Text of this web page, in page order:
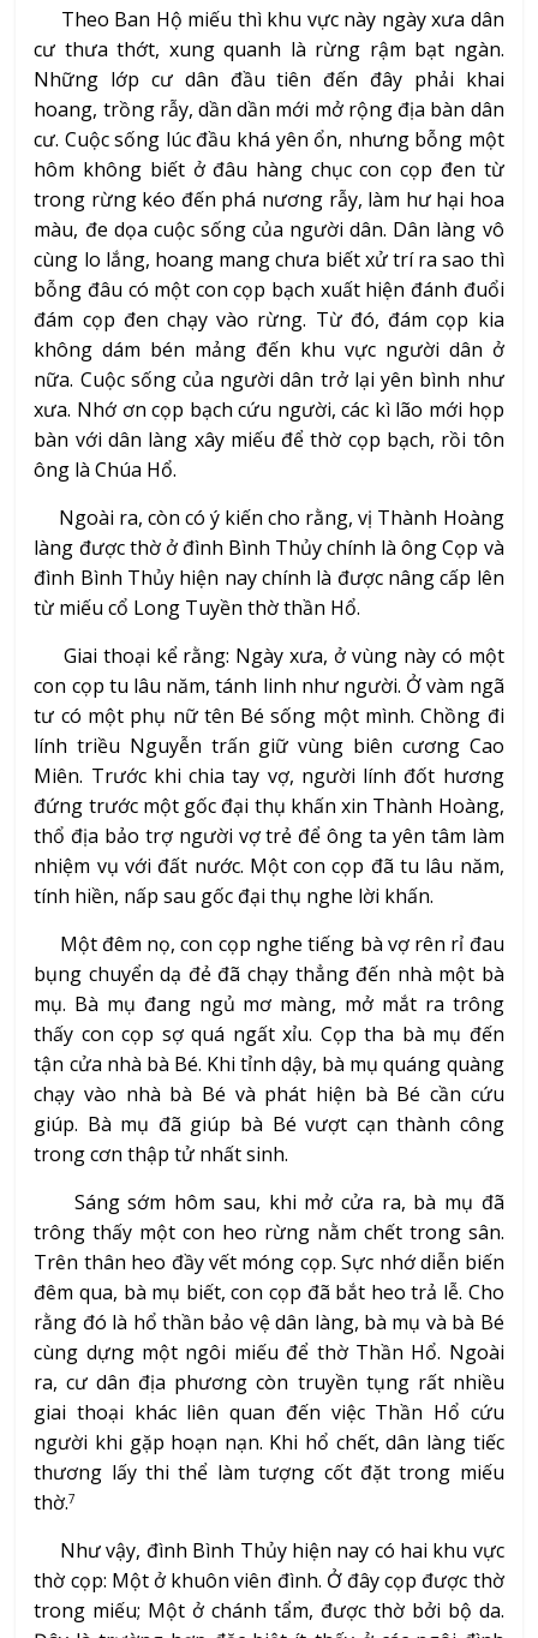
Theo Ban Hộ miếu thì khu vực này ngày xưa dân
cư thưa thớt, xung quanh là rừng rậm bạt ngàn.
Những lớp cư dân đầu tiên đến đây phải khai
hoang, trồng rẫy, dần dần mới mở rộng địa bàn dân
cư. Cuộc sống lúc đầu khá yên ổn, nhưng bỗng một
hôm không biết ở đâu hàng chục con cọp đen từ
trong rừng kéo đến phá nương rẫy, làm hư hại hoa
màu, đe dọa cuộc sống của người dân. Dân làng vô
cùng lo lắng, hoang mang chưa biết xử trí ra sao thì
bỗng đâu có một con cọp bạch xuất hiện đánh đuổi
đám cọp đen chạy vào rừng. Từ đó, đám cọp kia
không dám bén mảng đến khu vực người dân ở
nữa. Cuộc sống của người dân trở lại yên bình như
xưa. Nhớ ơn cọp bạch cứu người, các kì lão mới họp
bàn với dân làng xây miếu để thờ cọp bạch, rồi tôn
ông là Chúa Hổ.
Ngoài ra, còn có ý kiến cho rằng, vị Thành Hoàng
làng được thờ ở đình Bình Thủy chính là ông Cọp và
đình Bình Thủy hiện nay chính là được nâng cấp lên
từ miếu cổ Long Tuyền thờ thần Hổ.
Giai thoại kể rằng: Ngày xưa, ở vùng này có một
con cọp tu lâu năm, tánh linh như người. Ở vàm ngã
tư có một phụ nữ tên Bé sống một mình. Chồng đi
lính triều Nguyễn trấn giữ vùng biên cương Cao
Miên. Trước khi chia tay vợ, người lính đốt hương
đứng trước một gốc đại thụ khấn xin Thành Hoàng,
thổ địa bảo trợ người vợ trẻ để ông ta yên tâm làm
nhiệm vụ với đất nước. Một con cọp đã tu lâu năm,
tính hiền, nấp sau gốc đại thụ nghe lời khấn.
Một đêm nọ, con cọp nghe tiếng bà vợ rên rỉ đau
bụng chuyển dạ đẻ đã chạy thẳng đến nhà một bà
mụ. Bà mụ đang ngủ mơ màng, mở mắt ra trông
thấy con cọp sợ quá ngất xỉu. Cọp tha bà mụ đến
tận cửa nhà bà Bé. Khi tỉnh dậy, bà mụ quáng quàng
chạy vào nhà bà Bé và phát hiện bà Bé cần cứu
giúp. Bà mụ đã giúp bà Bé vượt cạn thành công
trong cơn thập tử nhất sinh.
Sáng sớm hôm sau, khi mở cửa ra, bà mụ đã
trông thấy một con heo rừng nằm chết trong sân.
Trên thân heo đầy vết móng cọp. Sực nhớ diễn biến
đêm qua, bà mụ biết, con cọp đã bắt heo trả lễ. Cho
rằng đó là hổ thần bảo vệ dân làng, bà mụ và bà Bé
cùng dựng một ngôi miếu để thờ Thần Hổ. Ngoài
ra, cư dân địa phương còn truyền tụng rất nhiều
giai thoại khác liên quan đến việc Thần Hổ cứu
người khi gặp hoạn nạn. Khi hổ chết, dân làng tiếc
thương lấy thi thể làm tượng cốt đặt trong miếu
thờ.7
Như vậy, đình Bình Thủy hiện nay có hai khu vực
thờ cọp: Một ở khuôn viên đình. Ở đây cọp được thờ
trong miếu; Một ở chánh tẩm, được thờ bởi bộ da.